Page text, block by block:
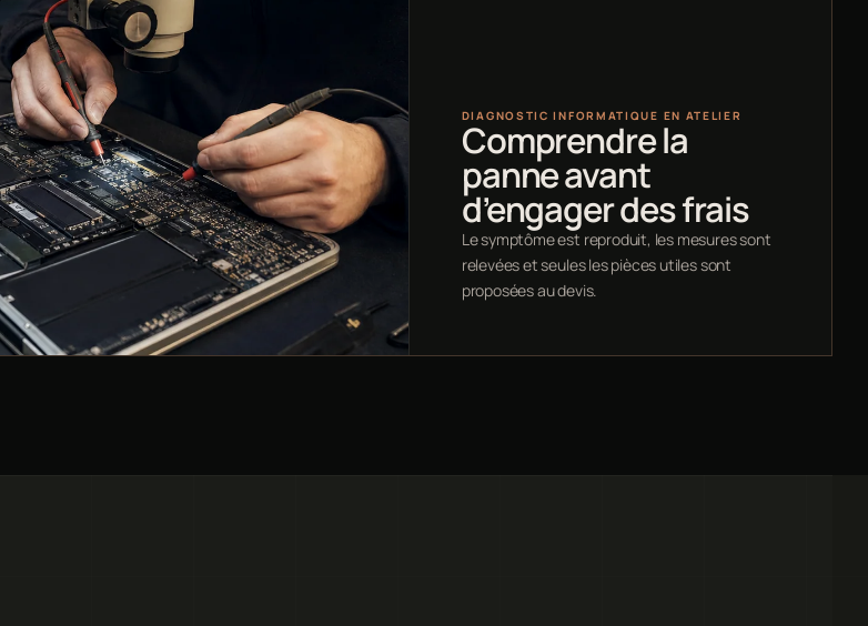
DIAGNOSTIC INFORMATIQUE EN ATELIER
Comprendre la
panne avant
d’engager des frais
Le symptôme est reproduit, les mesures sont
relevées et seules les pièces utiles sont
proposées au devis.